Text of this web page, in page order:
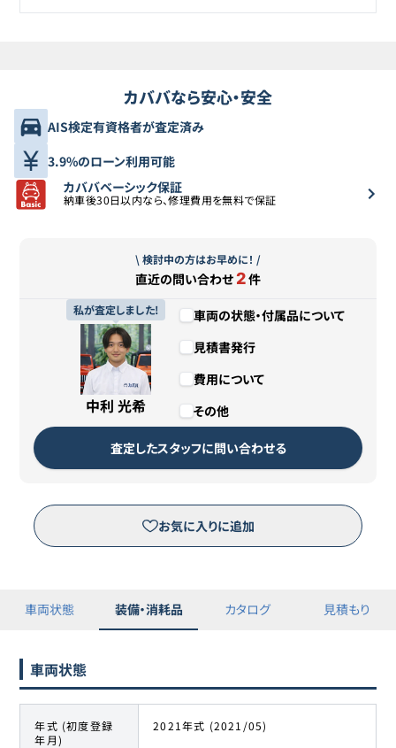
カババなら安心・安全
AIS検定有資格者が査定済み
3.9%のローン利用可能
カババベーシック保証
納車後30日以内なら、修理費用を無料で保証
\ 検討中の方はお早めに！ /
直近の問い合わせ2件
私が査定しました!
中利 光希
車両の状態・付属品について
見積書発行
費用について
その他
査定したスタッフに問い合わせる
お気に入りに追加
車両状態 装備・消耗品 カタログ 見積もり
車両状態
年式 (初度登録
年月)
2021年式 (2021/05)